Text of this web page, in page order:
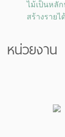
ไม้เป็นหลั
สร้างรายไ
หน่วยงาน